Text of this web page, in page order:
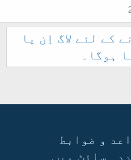
کے لئے لاگ اِن یا
ہوگا۔
و ضوابط
سائٹ میپ